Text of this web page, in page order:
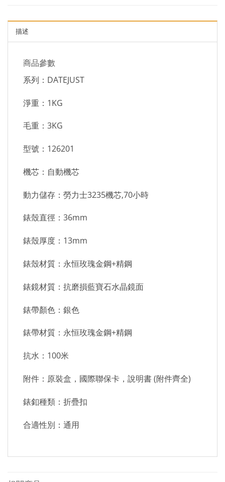
描述
商品參數
系列：DATEJUST
淨重：1KG
毛重：3KG
型號：126201
機芯：自動機芯
動力儲存：勞力士3235機芯,70小時
錶殼直徑：36mm
錶殼厚度：13mm
錶殼材質：永恒玫瑰金鋼+精鋼
錶鏡材質：抗磨損藍寶石水晶鏡面
錶帶顏色：銀色
錶帶材質：永恒玫瑰金鋼+精鋼
抗水：100米
附件：原裝盒，國際聯保卡，說明書 (附件齊全)
錶釦種類：折疊扣
合適性別：通用